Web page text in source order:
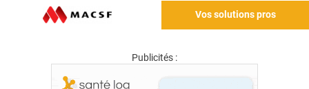
Vos solutions pros
Publicités :